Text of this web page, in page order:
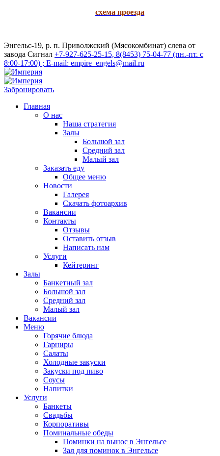
схема проезда
Энгельс-19, р. п. Приволжский (Мясокомбинат) слева от
завода Сигнал +7-927-625-25-15, 8(8453) 75-04-77 (пн.-пт. с
8:00-17:00) ; E-mail: empire_engels@mail.ru
Забронировать
Главная
О нас
Наша стратегия
Залы
Большой зал
Средний зал
Малый зал
Заказать еду
Общее меню
Новости
Галерея
Скачать фотоархив
Вакансии
Контакты
Отзывы
Оставить отзыв
Написать нам
Услуги
Кейтеринг
Залы
Банкетный зал
Большой зал
Средний зал
Малый зал
Вакансии
Меню
Горячие блюда
Гарниры
Салаты
Холодные закуски
Закуски под пиво
Соусы
Напитки
Услуги
Банкеты
Свадьбы
Корпоративы
Поминальные обеды
Поминки на вынос в Энгельсе
Зал для поминок в Энгельсе